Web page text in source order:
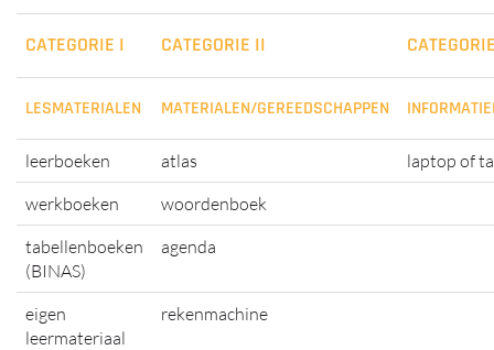
CATEGORIE I CATEGORIE II
LESMATERIALEN MATERIALEN/GEREEDSCHAPPEN
leerboeken atlas
laptop of
werkboeken
woordenboek
tabellenboeken
(BINAS)
agenda
eigen
leermateriaal
rekenmachine